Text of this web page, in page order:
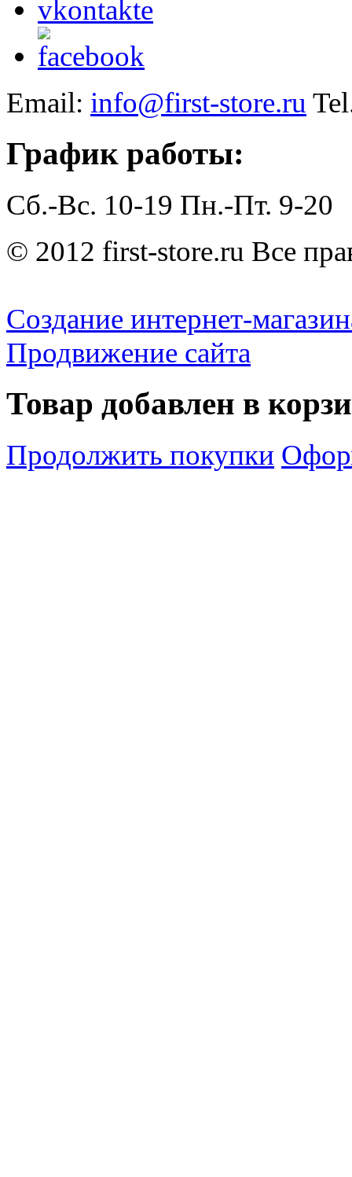
Email: info@first-store.ru
График работы:
Сб.-Вс. 10-19 Пн.-Пт. 9-20
© 2012 first-store.ru Все
Создание интернет-
Продвижение сайта
Товар добавлен в
Продолжить покупки